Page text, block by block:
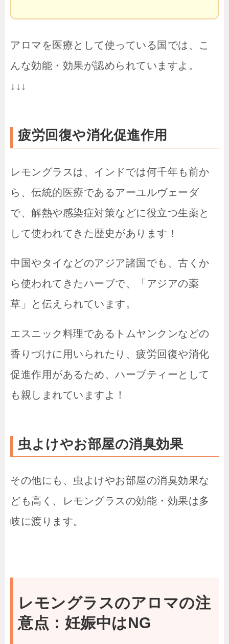
アロマを医療として使っている国では、こ
んな効能・効果が認められていますよ。
↓↓↓
疲労回復や消化促進作用
レモングラスは、インドでは何千年も前か
ら、伝統的医療であるアーユルヴェーダ
で、解熱や感染症対策などに役立つ生薬と
して使われてきた歴史があります！
中国やタイなどのアジア諸国でも、古くか
ら使われてきたハーブで、「アジアの薬
草」と伝えられています。
エスニック料理であるトムヤンクンなどの
香りづけに用いられたり、疲労回復や消化
促進作用があるため、ハーブティーとして
も親しまれていますよ！
虫よけやお部屋の消臭効果
その他にも、虫よけやお部屋の消臭効果な
ども高く、レモングラスの効能・効果は多
岐に渡ります。
レモングラスのアロマの注
意点：妊娠中はNG